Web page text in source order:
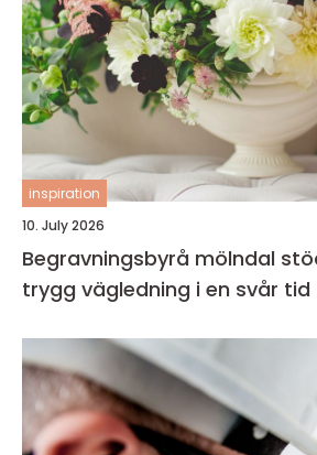
inspiration
10. July 2026
Begravningsbyrå mölndal stöd, omsorg och
trygg vägledning i en svår tid